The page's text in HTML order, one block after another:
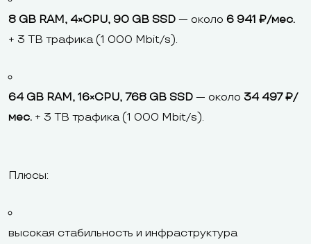
8 GB RAM, 4×CPU, 90 GB SSD — около 6 941 ₽/мес.
+ 3 TB трафика (1 000 Mbit/s).
64 GB RAM, 16×CPU, 768 GB SSD — около 34 497 ₽/
мес. + 3 TB трафика (1 000 Mbit/s).
Плюсы:
высокая стабильность и инфраструктура